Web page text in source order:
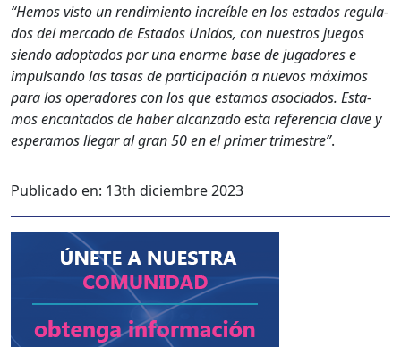
“Hemos vis­to un rendimien­to increíble en los esta­dos reg­u­la­
dos del mer­ca­do de Esta­dos Unidos, con nue­stros jue­gos
sien­do adop­ta­dos por una enorme base de jugadores e
impul­san­do las tasas de par­tic­i­pación a nuevos máx­i­mos
para los oper­adores con los que esta­mos aso­ci­a­dos. Esta­
mos encan­ta­dos de haber alcan­za­do esta ref­er­en­cia clave y
esper­amos lle­gar al gran 50 en el primer trimestre”.
Publicado en: 13th diciembre 2023